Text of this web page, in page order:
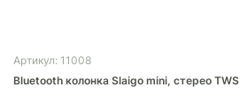
Артикул: 11008
Bluetooth колонка Slaigo mini, стерео TWS